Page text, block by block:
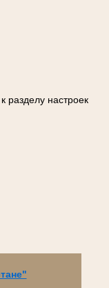
разделу настроек